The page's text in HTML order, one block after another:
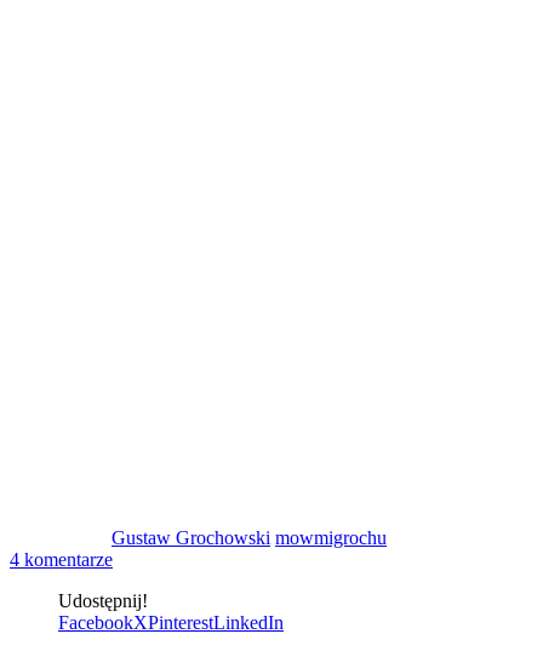
Gustaw Grochowski mowmigrochu
4 komentarze
Udostępnij!
FacebookXPinterestLinkedIn